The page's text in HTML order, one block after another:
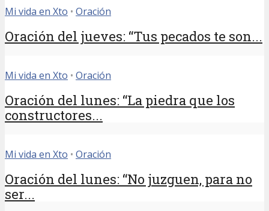
Mi vida en Xto • Oración
Oración del jueves: “Tus pecados te son...
Mi vida en Xto • Oración
Oración del lunes: “La piedra que los
constructores...
Mi vida en Xto • Oración
Oración del lunes: “No juzguen, para no
ser...